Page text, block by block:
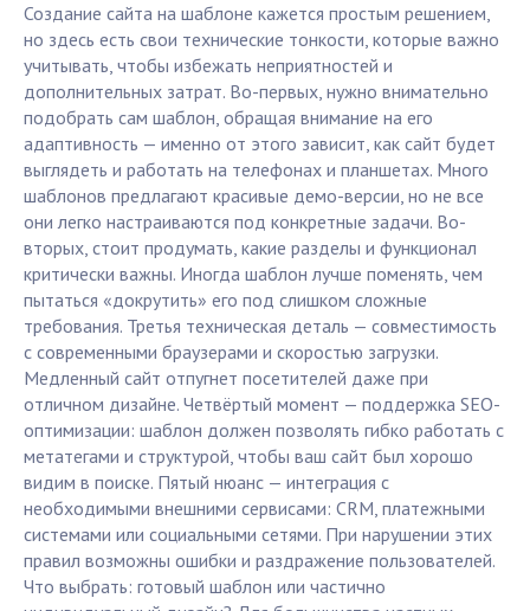
Создание сайта на шаблоне кажется простым решением,
но здесь есть свои технические тонкости, которые важно
учитывать, чтобы избежать неприятностей и
дополнительных затрат. Во-первых, нужно внимательно
подобрать сам шаблон, обращая внимание на его
адаптивность — именно от этого зависит, как сайт будет
выглядеть и работать на телефонах и планшетах. Много
шаблонов предлагают красивые демо-версии, но не все
они легко настраиваются под конкретные задачи. Во-
вторых, стоит продумать, какие разделы и функционал
критически важны. Иногда шаблон лучше поменять, чем
пытаться «докрутить» его под слишком сложные
требования. Третья техническая деталь — совместимость
с современными браузерами и скоростью загрузки.
Медленный сайт отпугнет посетителей даже при
отличном дизайне. Четвёртый момент — поддержка SEO-
оптимизации: шаблон должен позволять гибко работать с
метатегами и структурой, чтобы ваш сайт был хорошо
видим в поиске. Пятый нюанс — интеграция с
необходимыми внешними сервисами: CRM, платежными
системами или социальными сетями. При нарушении этих
правил возможны ошибки и раздражение пользователей.
Что выбрать: готовый шаблон или частично